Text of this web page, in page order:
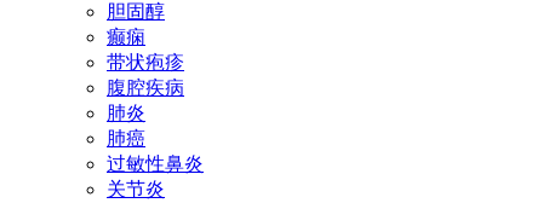
胆固醇
癫痫
带状疱疹
腹腔疾病
肺炎
肺癌
过敏性鼻炎
关节炎